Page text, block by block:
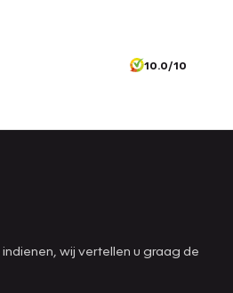
10.0/10
wij vertellen u graag de